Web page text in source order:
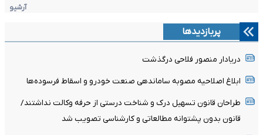
آرشیو
پربازدیدها
دریادار منصور فلاحی درگذشت
ابلاغ اصلاحیه مصوبه ساماندهی صنعت خودرو و اسقاط فرسوده‌ها
طراحان قانون تسهیل درک و شناخت درستی از حرفه وکالت نداشتند/
قانون بدون پشتوانه مطالعاتی و کارشناسی تصویب شد